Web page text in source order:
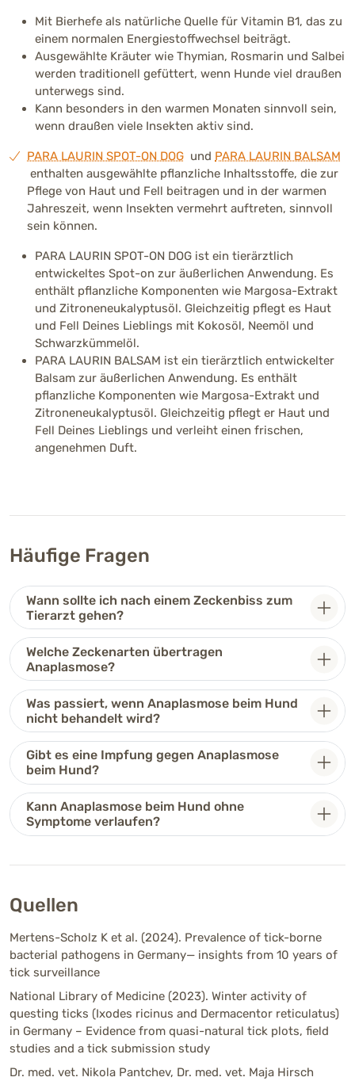
Mit Bierhefe als natürliche Quelle für Vitamin B1, das zu
einem normalen Energiestoffwechsel beiträgt.
Ausgewählte Kräuter wie Thymian, Rosmarin und Salbei
werden traditionell gefüttert, wenn Hunde viel draußen
unterwegs sind.
Kann besonders in den warmen Monaten sinnvoll sein,
wenn draußen viele Insekten aktiv sind.
PARA LAURIN SPOT-ON DOG und PARA LAURIN BALSAM
enthalten ausgewählte pflanzliche Inhaltsstoffe, die zur
Pflege von Haut und Fell beitragen und in der warmen
Jahreszeit, wenn Insekten vermehrt auftreten, sinnvoll
sein können.
PARA LAURIN SPOT-ON DOG ist ein tierärztlich
entwickeltes Spot-on zur äußerlichen Anwendung. Es
enthält pflanzliche Komponenten wie Margosa-Extrakt
und Zitroneneukalyptusöl. Gleichzeitig pflegt es Haut
und Fell Deines Lieblings mit Kokosöl, Neemöl und
Schwarzkümmelöl.
PARA LAURIN BALSAM ist ein tierärztlich entwickelter
Balsam zur äußerlichen Anwendung. Es enthält
pflanzliche Komponenten wie Margosa-Extrakt und
Zitroneneukalyptusöl. Gleichzeitig pflegt er Haut und
Fell Deines Lieblings und verleiht einen frischen,
angenehmen Duft.
Häufige Fragen
Wann sollte ich nach einem Zeckenbiss zum
Tierarzt gehen?
Welche Zeckenarten übertragen
Anaplasmose?
Was passiert, wenn Anaplasmose beim Hund
nicht behandelt wird?
Gibt es eine Impfung gegen Anaplasmose
beim Hund?
Kann Anaplasmose beim Hund ohne
Symptome verlaufen?
Quellen
Mertens-Scholz K et al. (2024). Prevalence of tick-borne
bacterial pathogens in Germany— insights from 10 years of
tick surveillance
National Library of Medicine (2023). Winter activity of
questing ticks (Ixodes ricinus and Dermacentor reticulatus)
in Germany – Evidence from quasi-natural tick plots, field
studies and a tick submission study
Dr. med. vet. Nikola Pantchev, Dr. med. vet. Maja Hirsch